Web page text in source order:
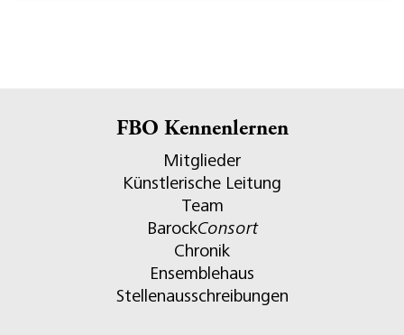
FBO Kennenlernen
Mitglieder
Künstlerische Leitung
Team
BarockConsort
Chronik
Ensemblehaus
Stellenausschreibungen